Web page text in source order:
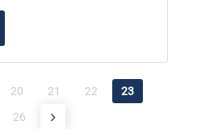
20 21 22
23
26